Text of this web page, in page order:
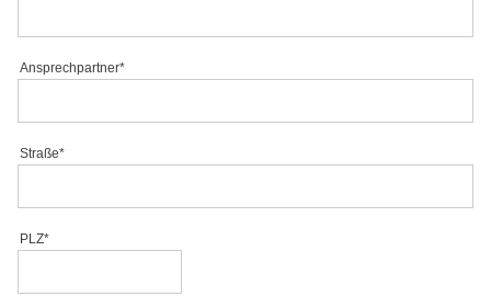
Ansprechpartner*
Straße*
PLZ*